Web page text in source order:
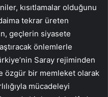
kısıtlamalar olduğunu
tekrar üreten
geçlerin siyasete
önlemlerle
Saray rejiminden
özgür bir memleket olarak
mücadeleyi